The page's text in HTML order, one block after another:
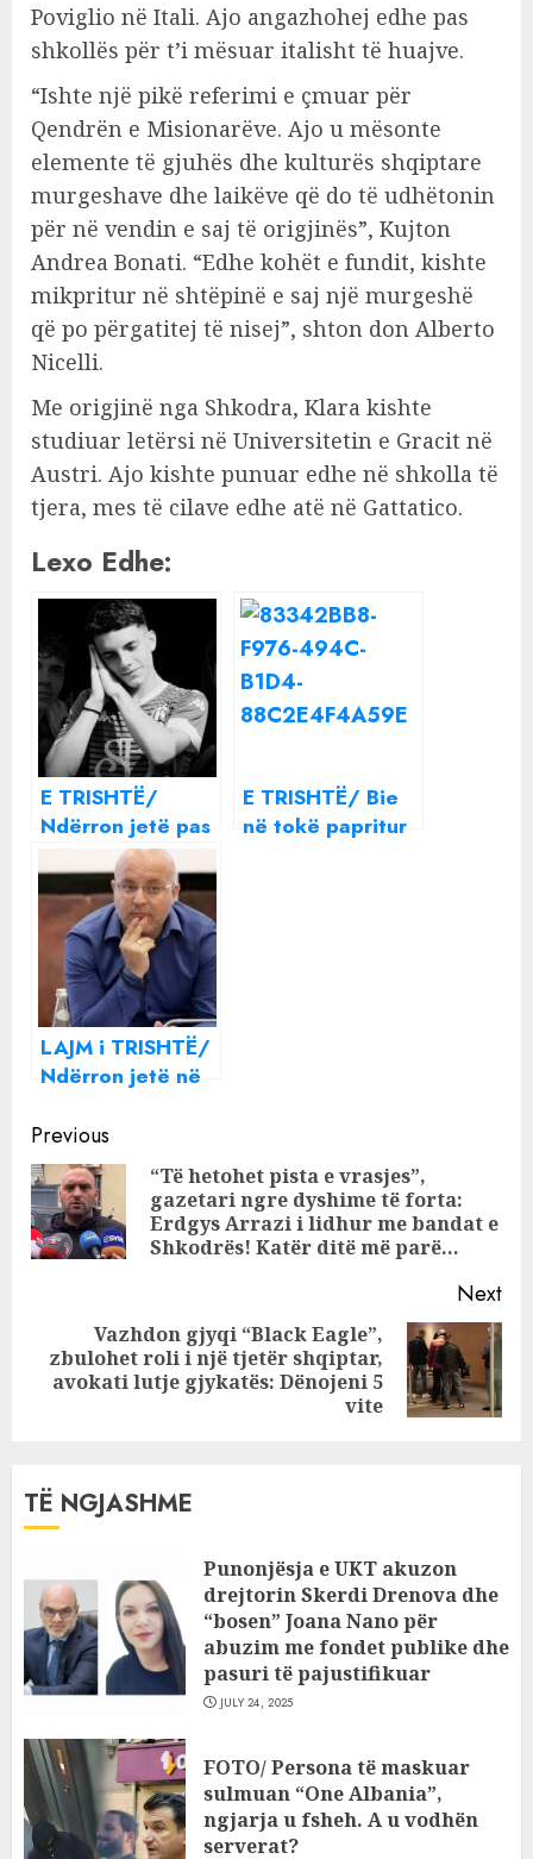
Poviglio në Itali. Ajo angazhohej edhe pas
shkollës për t’i mësuar italisht të huajve.
“Ishte një pikë referimi e çmuar për
Qendrën e Misionarëve. Ajo u mësonte
elemente të gjuhës dhe kulturës shqiptare
murgeshave dhe laikëve që do të udhëtonin
për në vendin e saj të origjinës”, Kujton
Andrea Bonati. “Edhe kohët e fundit, kishte
mikpritur në shtëpinë e saj një murgeshë
që po përgatitej të nisej”, shton don Alberto
Nicelli.
Me origjinë nga Shkodra, Klara kishte
studiuar letërsi në Universitetin e Gracit në
Austri. Ajo kishte punuar edhe në shkolla të
tjera, mes të cilave edhe atë në Gattatico.
Lexo Edhe:
E TRISHTË/
Ndërron jetë pas
aksidentit 16-
vjeçari shqiptar
në Itali! (Prindërit
do të dhurojnë
organet)
E TRISHTË/ Bie
në tokë papritur
LAJM i TRISHTË/
Ndërron jetë në
vjeçare anëtari i
Gjykatës së
Lartë, Darjel Sina
Continue
Reading
Previous
“Të hetohet pista e vrasjes”,
gazetari ngre dyshime të forta:
Erdgys Arrazi i lidhur me bandat e
Shkodrës! Katër ditë më parë…
Next
Next
post:
Vazhdon gjyqi “Black Eagle”,
zbulohet roli i një tjetër shqiptar,
avokati lutje gjykatës: Dënojeni 5
vite
TË NGJASHME
Punonjësja e UKT akuzon
drejtorin Skerdi Drenova dhe
“bosen” Joana Nano për
abuzim me fondet publike dhe
pasuri të pajustifikuar
JULY 24, 2025
FOTO/ Persona të maskuar
sulmuan “One Albania”,
ngjarja u fsheh. A u vodhën
serverat?